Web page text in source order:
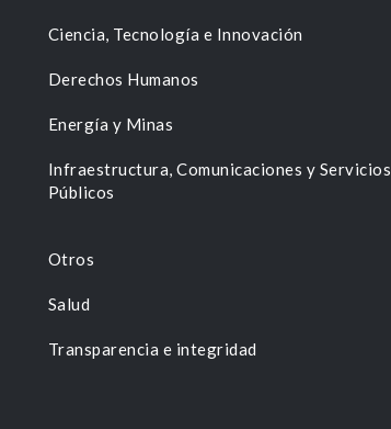
Ciencia, Tecnología e Innovación
Derechos Humanos
Energía y Minas
Infraestructura, Comunicaciones y Servicios
Públicos
Otros
Salud
Transparencia e integridad